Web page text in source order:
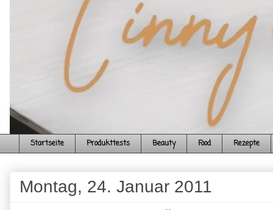
Startseite Produkttests Beauty Food Rezepte
Montag, 24. Januar 2011